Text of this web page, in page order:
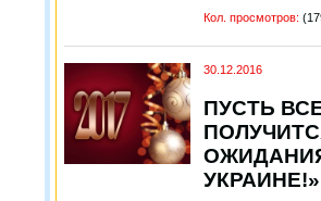
Кол. просмотров:
30.12.2016
ПУСТЬ
УКРАИНЕ!»